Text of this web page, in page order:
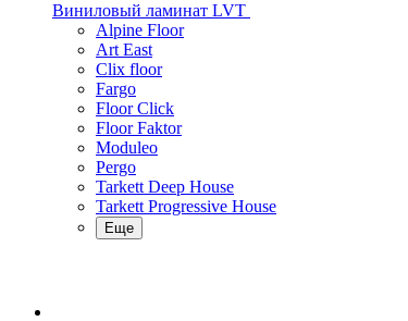
Виниловый ламинат LVT
Alpine Floor
Art East
Clix floor
Fargo
Floor Click
Floor Faktor
Moduleo
Pergo
Tarkett Deep House
Tarkett Progressive House
Еще